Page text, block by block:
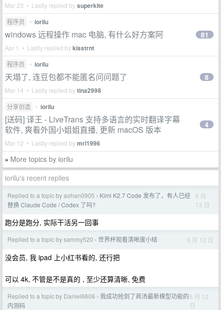
Mar 23 • Lastly replied bysuperkite
程序员 • iorilu
windows 远程操作 mac 电脑, 有什么好方案阿
Apr 1 • Lastly replied bykisstrnt
81
程序员 • iorilu
天塌了, 连豆包都不能匿名问问题了
Mar 14 • Lastly replied bytina2998
8
分享创造 • iorilu
[送码] 译王 - LiveTrans 支持多语言的实时翻译字幕
软件, 爽看外国小姐姐直播, 更新 macOS 版本
Mar 12 • Lastly replied bymrl1996
4
» More topics by iorilu
iorilu's recent replies
Replied to a topic by aohan0905 › Kimi K2.7 Code 发布了，有人已经
替换 Claude Code / Codex 了吗?
6 月
13 日
跑分是跑分, 实际干活另一回事
Replied to a topic by sammy520 › 世界杯观看清晰度小结 6 月 12 日
没会员, 我 ipad 上小红书看的, 还行把
可以 4k, 不管是不是真的 , 至少还算清晰, 免费
Replied to a topic by Daniel6606 › 我成功抢到了商汤最新模型功能的
内测码
6 月 12
日